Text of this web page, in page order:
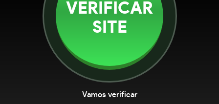
VERIFICAR
SITE
Vamos verificar